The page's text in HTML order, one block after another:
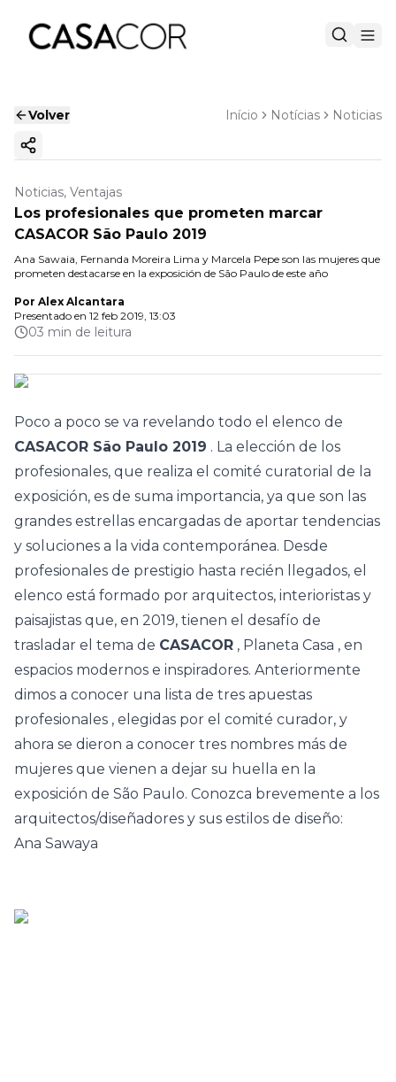
Volver Início Notícias Noticias
Copiar enlace
Noticias, Ventajas
Los profesionales que prometen marcar
CASACOR São Paulo 2019
Ana Sawaia, Fernanda Moreira Lima y Marcela Pepe son las mujeres que
prometen destacarse en la exposición de São Paulo de este año
Por Alex Alcantara
Presentado en 12 feb 2019, 13:03
03 min de leitura
Poco a poco se va revelando todo el elenco de
CASACOR São Paulo 2019 . La elección de los
profesionales, que realiza el comité curatorial de la
exposición, es de suma importancia, ya que son las
grandes estrellas encargadas de aportar tendencias
y soluciones a la vida contemporánea. Desde
profesionales de prestigio hasta recién llegados, el
elenco está formado por arquitectos, interioristas y
paisajistas que, en 2019, tienen el desafío de
trasladar el tema de CASACOR , Planeta Casa , en
espacios modernos e inspiradores. Anteriormente
dimos a conocer una lista de tres apuestas
profesionales , elegidas por el comité curador, y
ahora se dieron a conocer tres nombres más de
mujeres que vienen a dejar su huella en la
exposición de São Paulo. Conozca brevemente a los
arquitectos/diseñadores y sus estilos de diseño:
Ana Sawaya